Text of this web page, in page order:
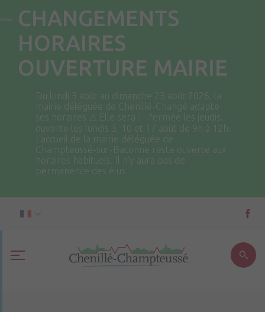
CHANGEMENTS
HORAIRES
OUVERTURE MAIRIE
Du lundi 3 août au dimanche 23 août 2026, la
mairie déléguée de Chenillé-Changé adapte
ses horaires ⚠ Elle sera : - fermée les jeudis. -
ouverte les lundis 3, 10 et 17 août de 9h à 12h.
L'accueil de la mairie déléguée de
Champteussé-sur-Baconne reste ouverte aux
horaires habituels. Il n'y aura pas de
permanence des élus